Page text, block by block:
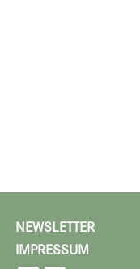
NEWSLETTER
IMPRESSUM